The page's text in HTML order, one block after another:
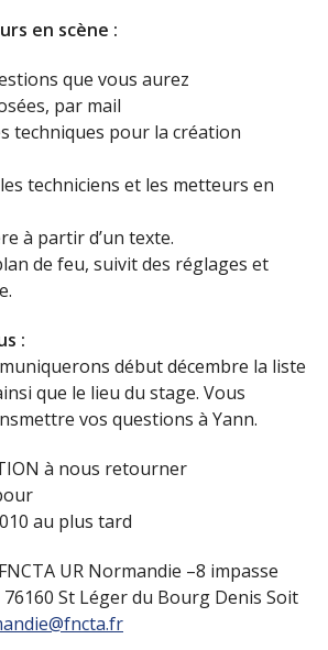
en scène :
que vous aurez
par mail
techniques pour la création
techniciens et les metteurs en
à partir d’un texte.
de feu, suivit des réglages et
:
début décembre la liste
que le lieu du stage. Vous
vos questions à Yann.
à nous retourner
au plus tard
UR Normandie –8 impasse
76160 St Léger du Bourg Denis Soit